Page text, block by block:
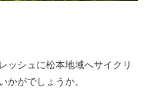
ッシュに松本地域へサイクリ
かがでしょうか。